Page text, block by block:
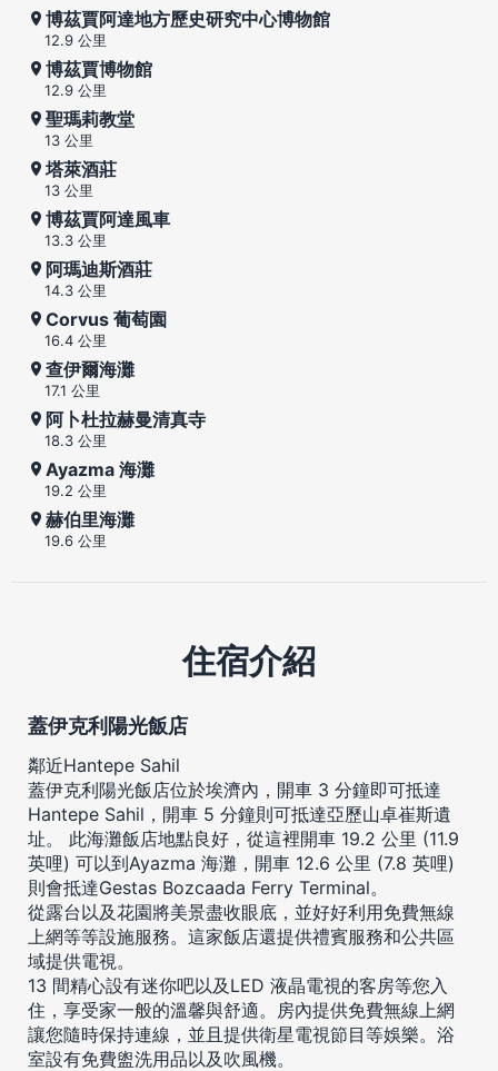
博茲賈阿達地方歷史研究中心博物館
12.9 公里
博茲賈博物館
12.9 公里
聖瑪莉教堂
13 公里
塔萊酒莊
13 公里
博茲賈阿達風車
13.3 公里
阿瑪迪斯酒莊
14.3 公里
Corvus 葡萄園
16.4 公里
查伊爾海灘
17.1 公里
阿卜杜拉赫曼清真寺
18.3 公里
Ayazma 海灘
19.2 公里
赫伯里海灘
19.6 公里
住宿介紹
蓋伊克利陽光飯店
鄰近Hantepe Sahil
蓋伊克利陽光飯店位於埃濟內，開車 3 分鐘即可抵達
Hantepe Sahil，開車 5 分鐘則可抵達亞歷山卓崔斯遺
址。 此海灘飯店地點良好，從這裡開車 19.2 公里 (11.9
英哩) 可以到Ayazma 海灘，開車 12.6 公里 (7.8 英哩)
則會抵達Gestas Bozcaada Ferry Terminal。
從露台以及花園將美景盡收眼底，並好好利用免費無線
上網等等設施服務。這家飯店還提供禮賓服務和公共區
域提供電視。
13 間精心設有迷你吧以及LED 液晶電視的客房等您入
住，享受家一般的溫馨與舒適。房內提供免費無線上網
讓您隨時保持連線，並且提供衛星電視節目等娛樂。浴
室設有免費盥洗用品以及吹風機。